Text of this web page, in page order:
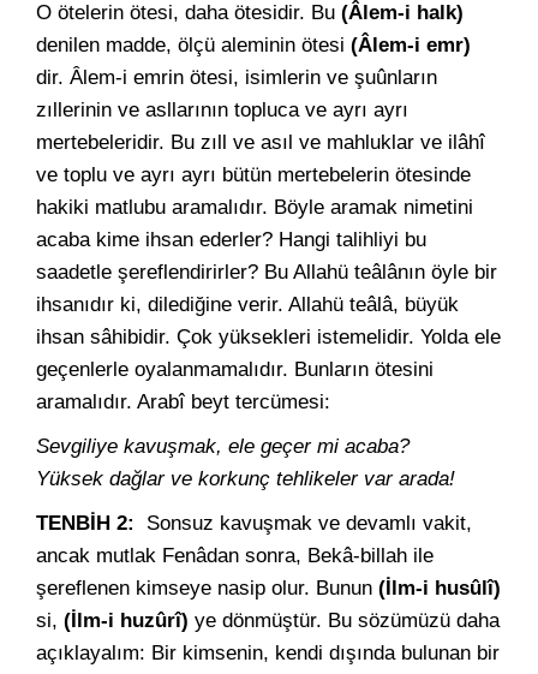
O ötelerin ötesi, daha ötesidir. Bu (Âlem-i halk)
denilen madde, ölçü aleminin ötesi (Âlem-i emr)
dir. Âlem-i emrin ötesi, isimlerin ve şuûnların
zıllerinin ve asllarının topluca ve ayrı ayrı
mertebeleridir. Bu zıll ve asıl ve mahluklar ve ilâhî
ve toplu ve ayrı ayrı bütün mertebelerin ötesinde
hakiki matlubu aramalıdır. Böyle aramak nimetini
acaba kime ihsan ederler? Hangi talihliyi bu
saadetle şereflendirirler? Bu Allahü teâlânın öyle bir
ihsanıdır ki, dilediğine verir. Allahü teâlâ, büyük
ihsan sâhibidir. Çok yüksekleri istemelidir. Yolda ele
geçenlerle oyalanmamalıdır. Bunların ötesini
aramalıdır. Arabî beyt tercümesi:
Sevgiliye kavuşmak, ele geçer mi acaba?
Yüksek dağlar ve korkunç tehlikeler var arada!
TENBİH 2:
Sonsuz kavuşmak ve devamlı vakit,
ancak mutlak Fenâdan sonra, Bekâ-billah ile
şereflenen kimseye nasip olur. Bunun (İlm-i husûlî)
si, (İlm-i huzûrî) ye dönmüştür. Bu sözümüzü daha
açıklayalım: Bir kimsenin, kendi dışında bulunan bir